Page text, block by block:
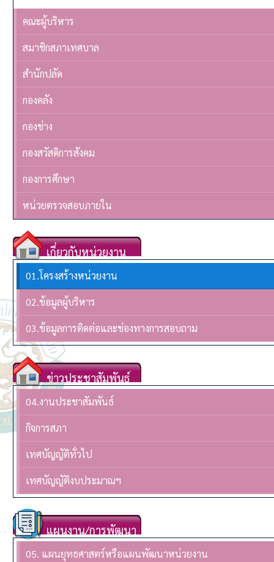
คณะผู้บริหาร
สมาชิกสภาเทศบาล
สำนักปลัด
กองคลัง
กองช่าง
กองสวัสดิการสังคม
กองการศึกษา
หน่วยตรวจสอบภายใน
เกี่ยวกับหน่วยงาน
01.โครงสร้างหน่วยงาน
02.ข้อมูลผู้บริหาร
03.ข้อมูลการติดต่อและช่องทางการสอบถาม
ข่าวประชาสัมพันธ์
04.งานประชาสัมพันธ์
กิจการสภา
เทศบัญญัติทั่วไป
เทศบัญญัติงบประมาณฯ
แผนงาน/การพัฒนา
05. แผนยุทธศาสตร์หรือแผนพัฒนาหน่วยงาน